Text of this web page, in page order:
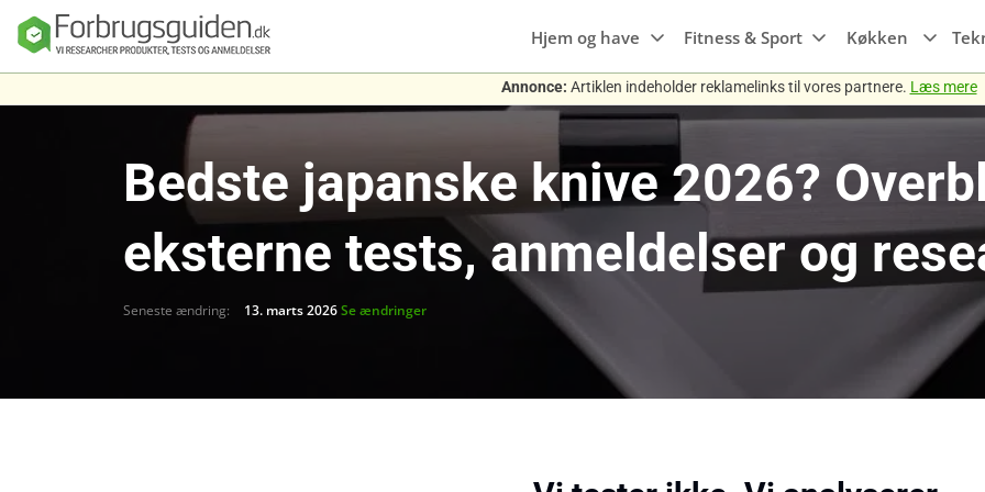
Hjem og have
Madras
Dyner, puder og
Sengeforhandler
Luftkvalitet
Rengøring
Maskiner til
Trampoliner
Transport
Fitness & Sport Køkken
Maskiner til
køkkenet
Gryder
Pander
Frysere
Kogeplader
Køleskabe
Opvaskemaskine
r
Wi-Fi
Gaming
Mobiler, tablets
Smart home
Smartwatches
Fitness ure
Annonce: Artiklen indeholder reklamelinks til vores partnere. Læs mere
Bedste japanske knive 2026?
eksterne tests, anmeldelser og
Seneste ændring: 13. marts 2026Se ændringer